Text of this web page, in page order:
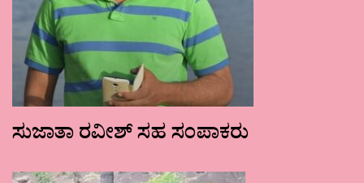
ಸುಜಾತಾ ರವೀಶ್ ಸಹ ಸಂಪಾಕರು